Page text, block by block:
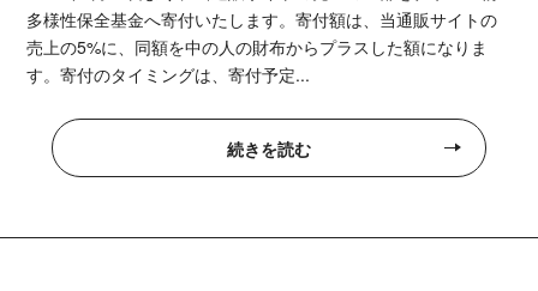
多様性保全基金へ寄付いたします。寄付額は、当通販サイトの
売上の5%に、同額を中の人の財布からプラスした額になりま
す。寄付のタイミングは、寄付予定...
続きを読む